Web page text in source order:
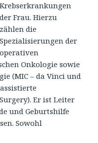
Krebserkrankungen
der Frau. Hierzu
zählen die
Spezialisierungen der
operativen
Onkologie sowie
(MIC – da Vinci und
Er ist Leiter
und Geburtshilfe
Sowohl
Kimmig –